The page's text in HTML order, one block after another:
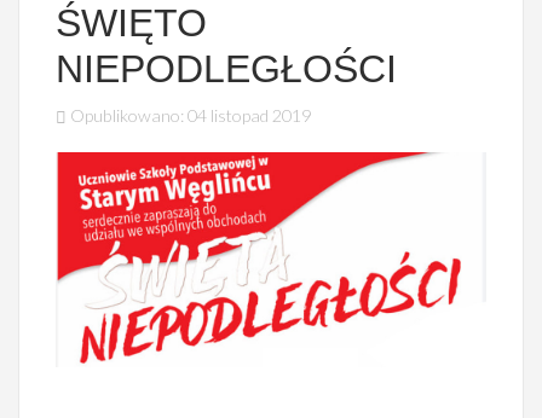
ŚWIĘTO
NIEPODLEGŁOŚCI
Opublikowano: 04 listopad 2019